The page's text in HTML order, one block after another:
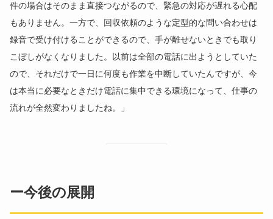
件の場合はそのまま直接つながるので、緊急の対応が遅れる心配
もありません。一方で、回収依頼のような定型的な問い合わせは
録音で受け付けることができるので、手が離せないときでも取り
こぼしがなくなりました。以前は全部の電話に出ようとしていた
ので、それだけで一日に何度も作業を中断していたんですが、今
は本当に必要なときだけ電話に集中できる環境になって、仕事の
流れが全然変わりましたね。」
ー今後の展開